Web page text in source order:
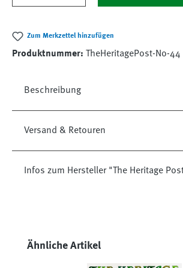
Zum Merkzettel hinzufügen
Produktnummer: TheHeritagePost-No-44
Beschreibung
Versand & Retouren
Infos zum Hersteller "The Heritage
Produktgalerie überspringen
Ähnliche Artikel